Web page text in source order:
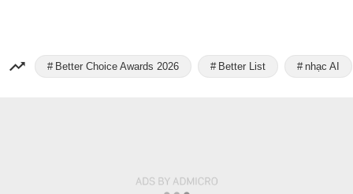
Better Choice Awards 2026 Better List nhạc AI